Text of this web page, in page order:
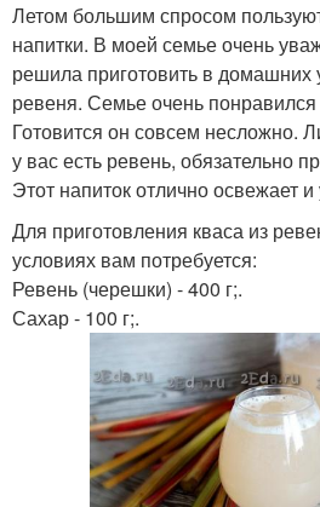
Летом большим спросом
напитки. В моей семье очень
решила приготовить в домашних
ревеня. Семье очень понравился
Готовится он совсем несложно.
у вас есть ревень, обязательно
Этот напиток отлично освежает
Для приготовления кваса из
условиях вам потребуется:
Ревень (черешки) - 400 г;.
Сахар - 100 г;.